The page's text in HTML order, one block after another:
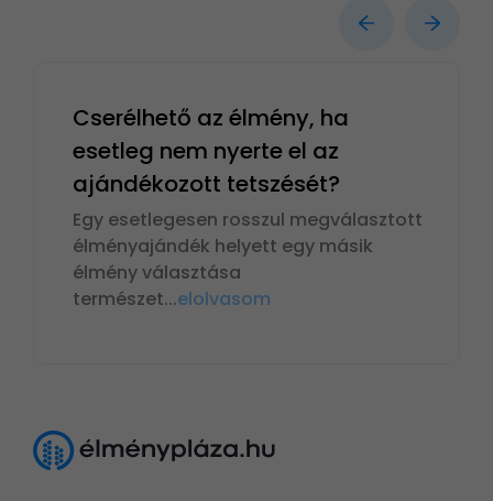
Cserélhető az élmény, ha
esetleg nem nyerte el az
ajándékozott tetszését?
Egy esetlegesen rosszul megválasztott
élményajándék helyett egy másik
élmény választása
természet...elolvasom